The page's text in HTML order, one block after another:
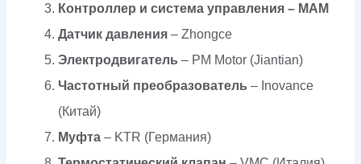
Контроллер и система управления – MAM
Датчик давления – Zhongce
Электродвигатель – PM Motor (Jiantian)
Частотный преобразователь – Inovance
(Китай)
Муфта – KTR (Германия)